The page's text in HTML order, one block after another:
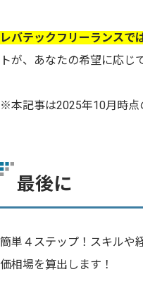
レバテックフリーランスで
トが、あなたの希望に応じ
※本記事は2025年10月時点
最後に
簡単４ステップ！スキルや
価相場を算出します！